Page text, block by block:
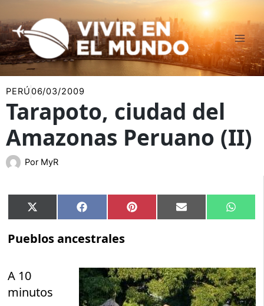
al
contenido
PERÚ06/03/2009
Tarapoto, ciudad del
Amazonas Peruano (II)
Por MyR
Compartir
en
X
(Twitter)
Compartir
en
Facebook Compartir
en
Pinterest Compartir
en
Email
en
Pueblos ancestrales
A 10
minutos